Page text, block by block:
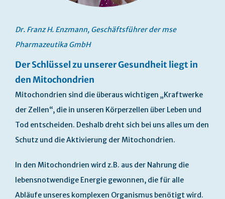
Dr. Franz H. Enzmann, Geschäftsführer der mse
Pharmazeutika GmbH
Der Schlüssel zu unserer Gesundheit liegt in
den Mitochondrien
Mitochondrien sind die überaus wichtigen „Kraftwerke
der Zellen“, die in unseren Körperzellen über Leben und
Tod entscheiden. Deshalb dreht sich bei uns alles um den
Schutz und die Aktivierung der Mitochondrien.
In den Mitochondrien wird z.B. aus der Nahrung die
lebensnotwendige Energie gewonnen, die für alle
Abläufe unseres komplexen Organismus benötigt wird.